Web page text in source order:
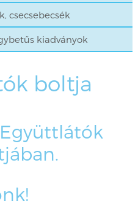
boltja
csecsebecsék
kiadványok